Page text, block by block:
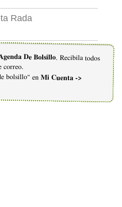
Rada
De Bolsillo. Recibila todos
correo.
bolsillo" en Mi Cuenta ->